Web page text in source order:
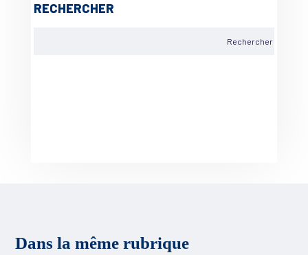
RECHERCHER
Dans la même rubrique